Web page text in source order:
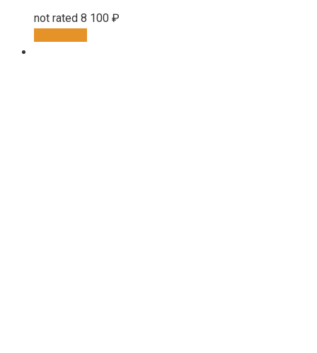
not rated 8 100 ₽